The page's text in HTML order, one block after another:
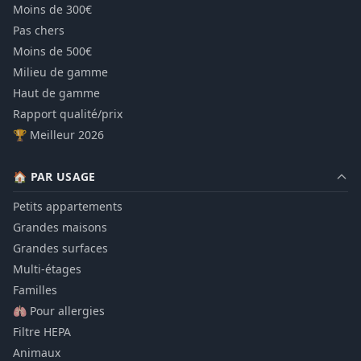
Moins de 300€
Pas chers
Moins de 500€
Milieu de gamme
Haut de gamme
Rapport qualité/prix
🏆 Meilleur 2026
🏠 PAR USAGE
Petits appartements
Grandes maisons
Grandes surfaces
Multi-étages
Familles
🫁 Pour allergies
Filtre HEPA
Animaux